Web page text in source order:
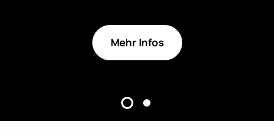
HIER ENTDECKEN